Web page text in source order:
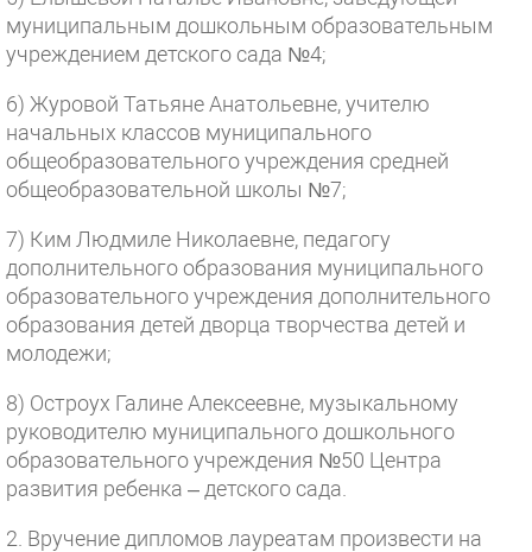
муниципальным дошкольным образовательным
учреждением детского сада №4;
6) Журовой Татьяне Анатольевне, учителю
начальных классов муниципального
общеобразовательного учреждения средней
общеобразовательной школы №7;
7) Ким Людмиле Николаевне, педагогу
дополнительного образования муниципального
образовательного учреждения дополнительного
образования детей дворца творчества детей и
молодежи;
8) Остроух Галине Алексеевне, музыкальному
руководителю муниципального дошкольного
образовательного учреждения №50 Центра
развития ребенка – детского сада.
2. Вручение дипломов лауреатам произвести на